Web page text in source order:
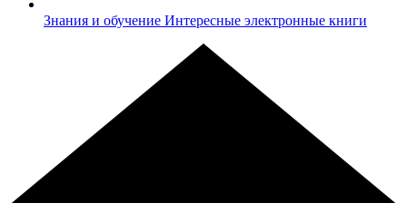
Знания и обучение Интересные электронные книги